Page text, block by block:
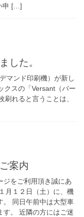
申 […]
した。
マンド印刷機）が新し
クスの「Versant（バー
れると言うことは、
案内
ジをご利用頂き誠にあ
月１２日（土）に、機
。 同日午前中は大型車
す。 近隣の方にはご迷